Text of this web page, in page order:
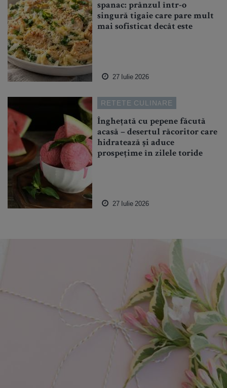
spanac: prânzul într-o
singură tigaie care pare mult
mai sofisticat decât este
27 Iulie 2026
RETETE CULINARE
Înghețată cu pepene făcută
acasă – desertul răcoritor care
hidratează și aduce
prospețime în zilele toride
27 Iulie 2026